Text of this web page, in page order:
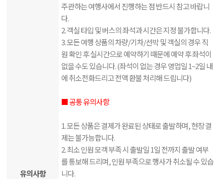
유의사항
주관하는 여행사에서 진행하는 점 반드시 참고 바랍니
다.
2. 객실 타입 및 버스의 좌석과 시간은 지정 불가합니다.
3. 모든 여행 상품의 차량/기차/선박 및 객실의 경우 직
원 확인 후 실시간으로 예약하기 때문에 예약 후 좌석이
없을 수도 있습니다. (좌석이 없는 경우 영업일 1~2일 내
에 취소전화드리고 전액 환불 처리해 드립니다)
■ 공통 유의사항
1. 모든 상품은 결제가 완료된 상태로 출발하며, 현장 결
제는 불가능합니다.
2. 최소 인원 모객 부족 시 출발일 1일 전까지 출발 여부
를 통보해 드리며, 인원 부족으로 행사가 취소될 수 있습
니다.